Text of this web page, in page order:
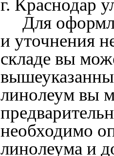
г. Краснодар
Для
и уточнения
складе вы
линолеум вы
необходимо
линолеума и